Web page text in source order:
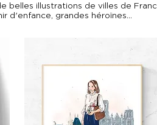
belles illustrations de villes de
d'enfance, grandes héroïnes...